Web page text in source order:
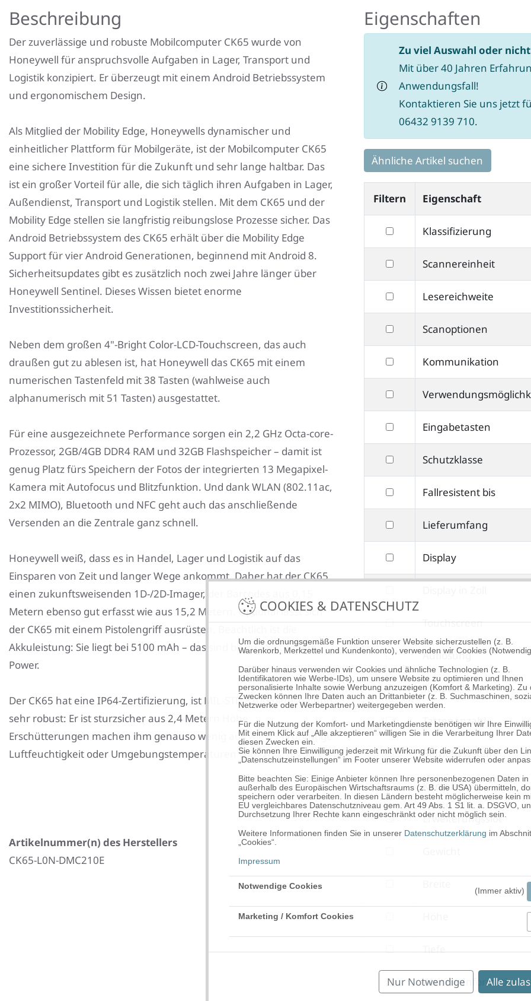
COOKIES & DATENSCHUTZ
Um die ordnungsgemäße Funktion unserer Website sicherzustellen (z. B.
Warenkorb, Merkzettel und Kundenkonto), verwenden wir Cookies
Darüber hinaus verwenden wir Cookies und ähnliche Technologien (z. B.
Identifikatoren wie Werbe-IDs), um unsere Website zu optimieren und Ihnen
personalisierte Inhalte sowie Werbung anzuzeigen (Komfort & Marketing). Zu
Zwecken können Ihre Daten auch an Drittanbieter (z. B. Suchmaschinen,
Netzwerke oder Werbepartner) weitergegeben werden.
Für die Nutzung der Komfort- und Marketingdienste benötigen wir Ihre
Mit einem Klick auf „Alle akzeptieren“ willigen Sie in die Verarbeitung Ihrer
diesen Zwecken ein.
Sie können Ihre Einwilligung jederzeit mit Wirkung für die Zukunft über den
„Datenschutzeinstellungen“ im Footer unserer Website widerrufen oder
Bitte beachten Sie: Einige Anbieter können Ihre personenbezogenen Daten
außerhalb des Europäischen Wirtschaftsraums (z. B. die USA) übermitteln,
speichern oder verarbeiten. In diesen Ländern besteht möglicherweise kein
EU vergleichbares Datenschutzniveau gem. Art 49 Abs. 1 S1 lit. a. DSGVO,
Durchsetzung Ihrer Rechte kann eingeschränkt oder nicht möglich sein.
Weitere Informationen finden Sie in unserer Datenschutzerklärung im
„Cookies“.
Impressum
Notwendige Cookies
(Immer aktiv)
Marketing / Komfort Cookies
Nur Notwendige Alle
Beschreibung
Der zuverlässige und robuste Mobilcomputer CK65 wurde von
Honeywell für anspruchsvolle Aufgaben in Lager, Transport und
Logistik konzipiert. Er überzeugt mit einem Android Betriebssystem
und ergonomischem Design.
Als Mitglied der Mobility Edge, Honeywells dynamischer und
einheitlicher Plattform für Mobilgeräte, ist der Mobilcomputer CK65
eine sichere Investition für die Zukunft und sehr lange haltbar. Das
ist ein großer Vorteil für alle, die sich täglich ihren Aufgaben in Lager,
Außendienst, Transport und Logistik stellen. Mit dem CK65 und der
Mobility Edge stellen sie langfristig reibungslose Prozesse sicher. Das
Android Betriebssystem des CK65 erhält über die Mobility Edge
Support für vier Android Generationen, beginnend mit Android 8.
Sicherheitsupdates gibt es zusätzlich noch zwei Jahre länger über
Honeywell Sentinel. Dieses Wissen bietet enorme
Investitionssicherheit.
Neben dem großen 4"-Bright Color-LCD-Touchscreen, das auch
draußen gut zu ablesen ist, hat Honeywell das CK65 mit einem
numerischen Tastenfeld mit 38 Tasten (wahlweise auch
alphanumerisch mit 51 Tasten) ausgestattet.
Für eine ausgezeichnete Performance sorgen ein 2,2 GHz Octa-core-
Prozessor, 2GB/4GB DDR4 RAM und 32GB Flashspeicher – damit ist
genug Platz fürs Speichern der Fotos der integrierten 13 Megapixel-
Kamera mit Autofocus und Blitzfunktion. Und dank WLAN (802.11ac,
2x2 MIMO), Bluetooth und NFC geht auch das anschließende
Versenden an die Zentrale ganz schnell.
Honeywell weiß, dass es in Handel, Lager und Logistik auf das
Einsparen von Zeit und langer Wege ankommt. Daher hat der CK65
einen zukunftsweisenden 1D-/2D-Imager, der Barcodes aus 0,15
Metern ebenso gut erfasst wie aus 15,2 Metern. Optional lässt sich
der CK65 mit einem Pistolengriff ausrüsten. Beachtlich ist die
Akkuleistung: Sie liegt bei 5100 mAh – das sind bis zu 18 Stunden
Power.
Der CK65 hat eine IP64-Zertifizierung, ist MIL-STD 810G getestet und
sehr robust: Er ist sturzsicher aus 2,4 Metern Höhe,
Erschütterungen machen ihm genauso wenig aus wie 95-prozentige
Luftfeuchtigkeit oder Umgebungstemperaturen von -20°C bis 50°C.
Artikelnummer(n) des Herstellers
CK65-L0N-DMC210E
Eigenschaften
Zu viel Auswahl oder
Mit über 40 Jahren
Anwendungsfall!
Kontaktieren Sie uns jetzt
06432 9139 710.
Ähnliche Artikel suchen
Filtern Eigenschaft
filtern
nach
Klassifizierung
Klassifizierung
filtern
nach
Scannereinheit
Scannereinheit
filtern
nach
Lesereichweite
Lesereichweite
filtern
nach
Scanoptionen
Scanoptionen
filtern
nach
Kommunikation
Kommunikation
filtern
nach
Verwendungsmöglichkeiten
filtern
nach
Eingabetasten
Eingabetasten
filtern
nach
Schutzklasse
Schutzklasse
filtern
nach
Fallresistent
bis
Fallresistent bis
filtern
nach
Lieferumfang
Lieferumfang
filtern
nach
Display
nach
Display
in
filtern
nach
Touchscreen
Touchscreen
filtern
nach
Auflösung
Auflösung
filtern
nach
Tastatur
Tastatur
filtern
nach
Tastenanzahl
Tastenanzahl
filtern
Betriebssystem
Betriebssystem
filtern
nach
Kamera
Kamera
filtern
nach
Erweiterungsslot
nach
Höhe
filtern
Tiefe
Tiefe
filtern
Weitere